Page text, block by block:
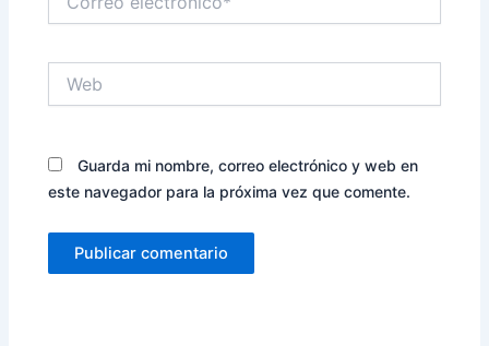
electrónico*
Guarda mi nombre, correo electrónico y web en
este navegador para la próxima vez que comente.